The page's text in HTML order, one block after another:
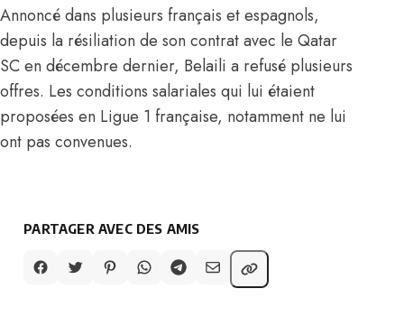
Annoncé dans plusieurs français et espagnols,
depuis la résiliation de son contrat avec le Qatar
SC en décembre dernier, Belaili a refusé plusieurs
offres. Les conditions salariales qui lui étaient
proposées en Ligue 1 française, notamment ne lui
ont pas convenues.
PARTAGER AVEC DES AMIS